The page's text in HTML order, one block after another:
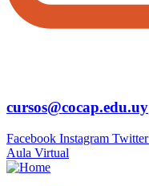
cursos@cocap.edu.uy
Facebook Instagram Twitter
Aula Virtual